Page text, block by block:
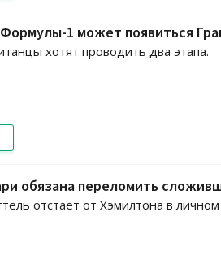
1 может появиться
хотят проводить два этапа.
обязана переломить
отстает от Хэмилтона в